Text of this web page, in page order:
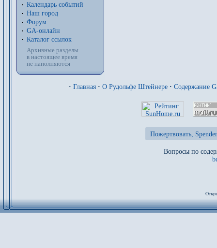
Календарь событий
Наш город
Форум
GA-онлайн
Каталог ссылок
Архивные разделы
в настоящее время
не наполняются
· Главная · О Рудольфе Штейнере · Содержание
Пожертвовать,
Вопросы по